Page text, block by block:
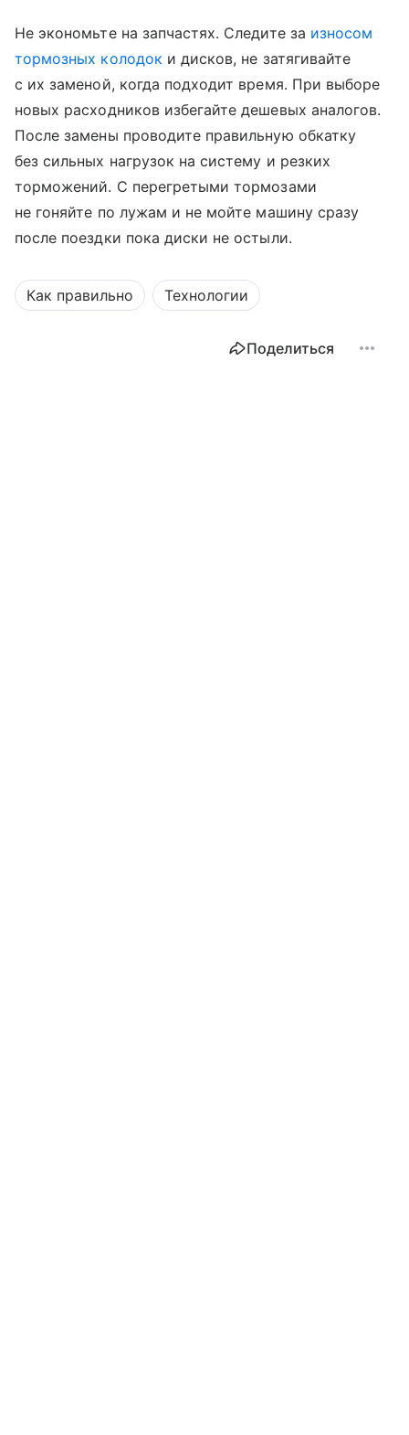
Не экономьте на запчастях. Следите за износом
тормозных колодок и дисков, не затягивайте
с их заменой, когда подходит время. При выборе
новых расходников избегайте дешевых аналогов.
После замены проводите правильную обкатку
без сильных нагрузок на систему и резких
торможений. С перегретыми тормозами
не гоняйте по лужам и не мойте машину сразу
после поездки пока диски не остыли.
Как правильно Технологии
Поделиться